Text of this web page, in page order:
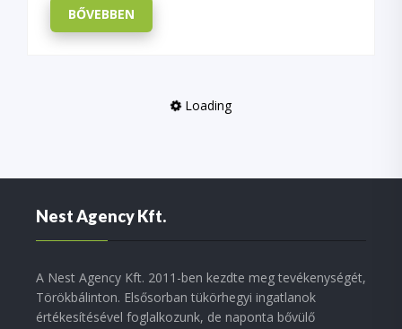
BŐVEBBEN
Loading
Nest Agency Kft.
A Nest Agency Kft. 2011-ben kezdte meg tevékenységét,
Törökbálinton. Elsősorban tükörhegyi ingatlanok
értékesítésével foglalkozunk, de naponta bővülő